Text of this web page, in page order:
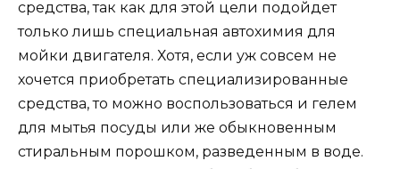
средства, так как для этой цели подойдет
только лишь специальная автохимия для
мойки двигателя. Хотя, если уж совсем не
хочется приобретать специализированные
средства, то можно воспользоваться и гелем
для мытья посуды или же обыкновенным
стиральным порошком, разведенным в воде.